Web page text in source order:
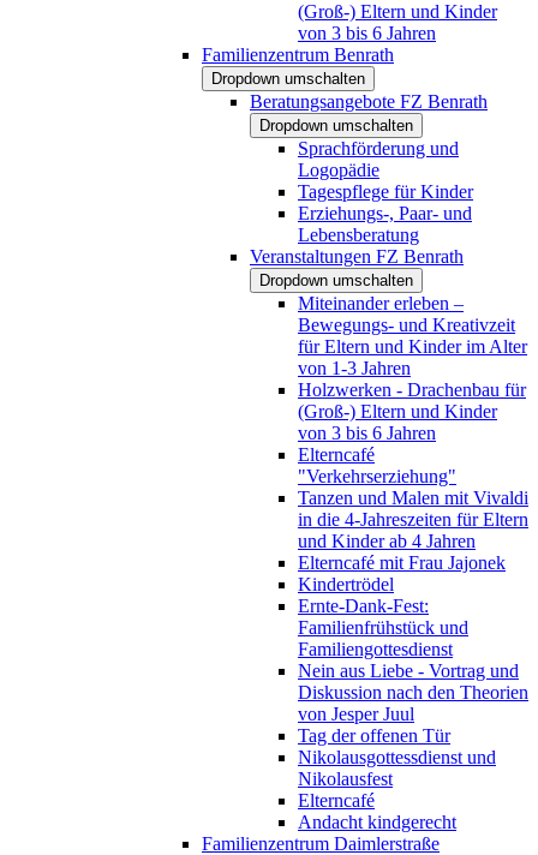
(Groß-) Eltern und Kinder
von 3 bis 6 Jahren
Familienzentrum Benrath
Dropdown umschalten
Beratungsangebote FZ Benrath
Dropdown umschalten
Sprachförderung und
Logopädie
Tagespflege für Kinder
Erziehungs-, Paar- und
Lebensberatung
Veranstaltungen FZ Benrath
Dropdown umschalten
Miteinander erleben –
Bewegungs- und Kreativzeit
für Eltern und Kinder im Alter
von 1-3 Jahren
Holzwerken - Drachenbau für
(Groß-) Eltern und Kinder
von 3 bis 6 Jahren
Elterncafé
"Verkehrserziehung"
Tanzen und Malen mit Vivaldi
in die 4-Jahreszeiten für Eltern
und Kinder ab 4 Jahren
Elterncafé mit Frau Jajonek
Kindertrödel
Ernte-Dank-Fest:
Familienfrühstück und
Familiengottesdienst
Nein aus Liebe - Vortrag und
Diskussion nach den Theorien
von Jesper Juul
Tag der offenen Tür
Nikolausgottessdienst und
Nikolausfest
Elterncafé
Andacht kindgerecht
Familienzentrum Daimlerstraße